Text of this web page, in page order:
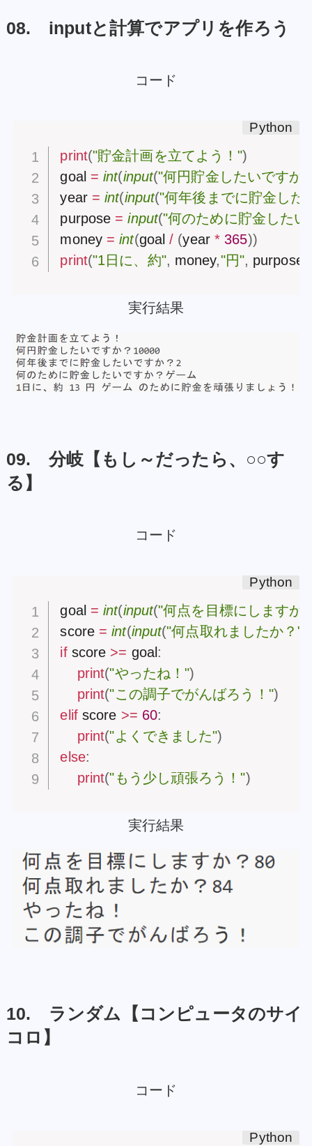
08. inputと計算でアプリを作ろう
コード
print("貯金計画を立てよう！")
goal = int(input("何円貯金したいですか
year = int(input("何年後までに貯金した
purpose = input("何のために貯金したい
money = int(goal / (year * 365))
print("1日に、約", money,"円", purpose
実行結果
09. 分岐【もし～だったら、○○す
る】
コード
goal = int(input("何点を目標にしますか
score = int(input("何点取れましたか？"
if score >= goal :
print("やったね！")
print("この調子でがんばろう！")
elif score >= 60:
print("よくできました")
else:
print("もう少し頑張ろう！")
実行結果
10. ランダム【コンピュータのサイ
コロ】
コード